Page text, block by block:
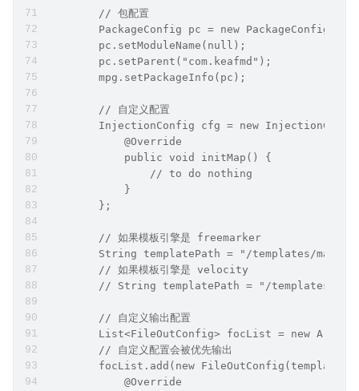
        // 包配置
        PackageConfig pc = new PackageConfig();
        pc.setModuleName(null);
        pc.setParent("com.keafmd");
        mpg.setPackageInfo(pc);
        // 自定义配置
InjectionConfig cfg = new
            @Override
            public void initMap() {
                // to do nothing
            }
        };
        // 如果模板引擎是 freemarker
String templatePath = "/templates/
        // 如果模板引擎是 velocity
// String templatePath = "/templates/
        // 自定义输出配置
List<FileOutConfig> focList = new
        // 自定义配置会被优先输出
focList.add(new
            @Override